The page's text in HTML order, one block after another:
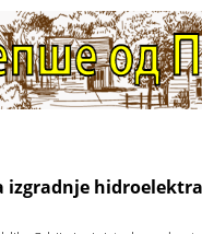
izgradnje